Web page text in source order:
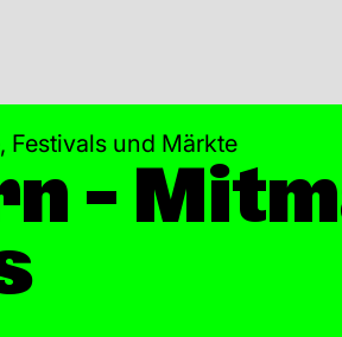
Festivals und Märkte
–